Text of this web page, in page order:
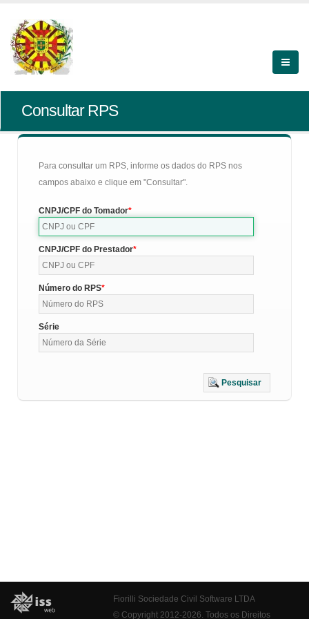
Consultar RPS
Para consultar um RPS, informe os dados do RPS nos
campos abaixo e clique em "Consultar".
CNPJ/CPF do Tomador
CNPJ/CPF do Prestador
Número do RPS
Série
Pesquisar
Fiorilli Sociedade Civil Software LTDA
© Copyright 2012-2026. Todos os Direitos